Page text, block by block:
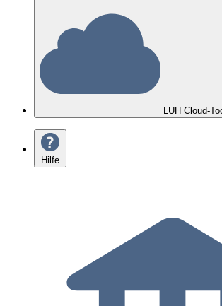
LUH Cloud-
Hilfe